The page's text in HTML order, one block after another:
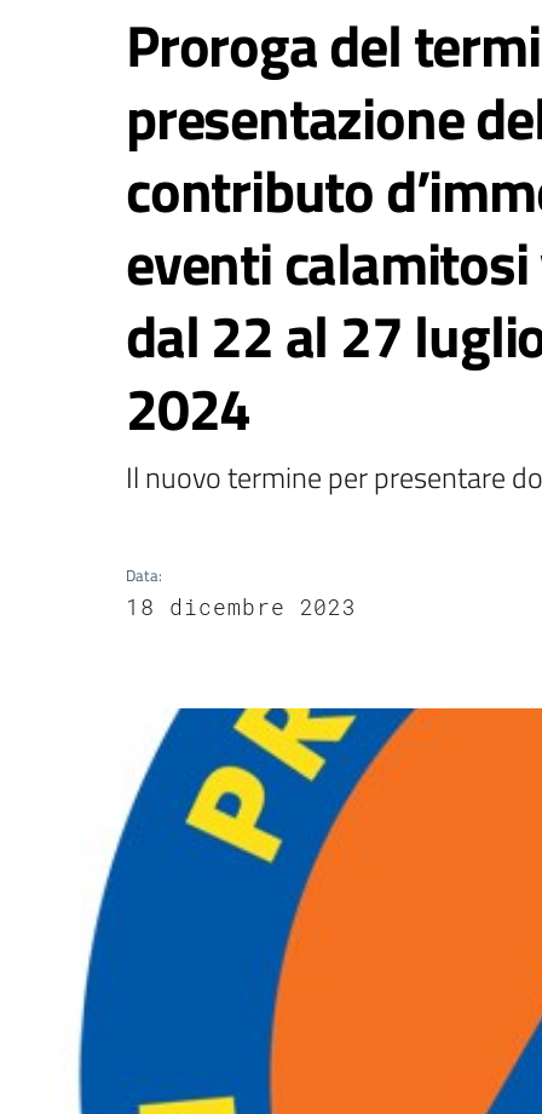
Proroga del
presentazione
contributo
eventi
dal 22 al 27
2024
Il nuovo termine per presentare
Data:
18 dicembre 2023